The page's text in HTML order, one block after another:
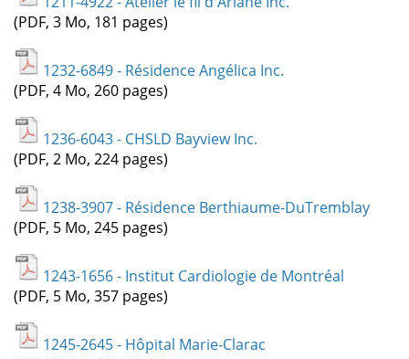
(PDF, 3 Mo, 181 pages)
1232-6849 - Résidence Angélica Inc.
(PDF, 4 Mo, 260 pages)
1236-6043 - CHSLD Bayview Inc.
(PDF, 2 Mo, 224 pages)
1238-3907 - Résidence Berthiaume-DuTremblay
(PDF, 5 Mo, 245 pages)
1243-1656 - Institut Cardiologie de Montréal
(PDF, 5 Mo, 357 pages)
1245-2645 - Hôpital Marie-Clarac